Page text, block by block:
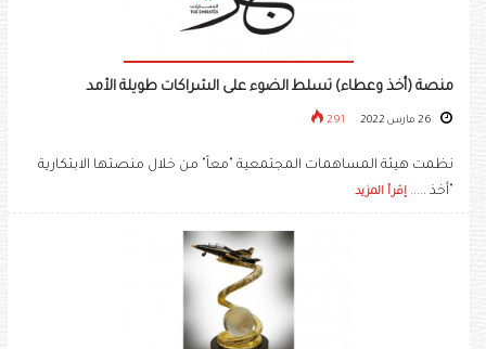
منصة (أخذ وعطاء) تسلط الضوء على الشراكات طويلة الأمد
291
نظمت هيئة المساهمات المجتمعية "معاً" من خلال منصتها الابتكارية
"أخذ ..... إقرأ المزيد